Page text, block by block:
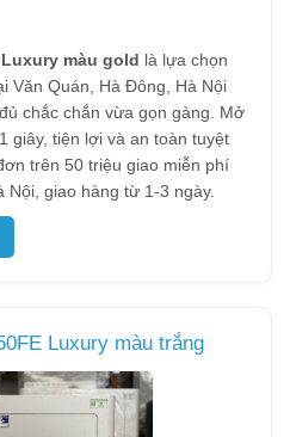
màu gold là lựa chọn
Văn Quán, Hà Đông, Hà Nội
chắc chắn vừa gọn gàng. Mở
giây, tiện lợi và an toàn tuyệt
trên 50 triệu giao miễn phí
giao hàng từ 1-3 ngày.
Luxury màu trắng